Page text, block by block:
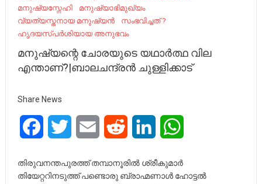
മനുഷ്യസ്നേഹി
മനുഷ്യാഭിമുഖ്യം
വ്യത്യസ്തനായ മനുഷ്യൻ
സംഭവിച്ചത് ?
ഹൃദയസ്പർശിയായ അനുഭവം
മനുഷ്യന്റെ ചോരയുടെ യഥാർത്ഥ വില
എന്താണ്?|ബാലചന്ദ്രൻ ചുള്ളിക്കാട്
Share News
FacebookTwitter Email Reddit LinkedIn
തിരുവനന്തപുരത്ത് തമ്പാനൂരിൽ ശ്രീകുമാർ
തിയേറ്ററിനടുത്ത് പണ്ടൊരു ബ്രാഹ്മണാൾ ഹോട്ടൽ